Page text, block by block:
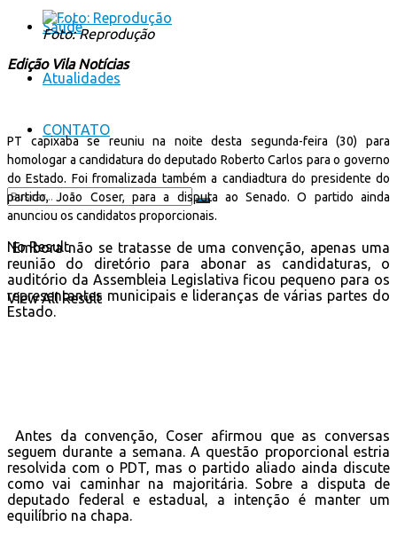
Saúde
Atualidades
CONTATO
No Result
View All Result
Foto: Reprodução
Edição Vila Notícias
PT capixaba se reuniu na noite desta segunda-feira (30) para
homologar a candidatura do deputado Roberto Carlos para o governo
do Estado. Foi fromalizada também a candiadtura do presidente do
partido, João Coser, para a disputa ao Senado. O partido ainda
anunciou os candidatos proporcionais.
Embora não se tratasse de uma convenção, apenas uma
reunião do diretório para abonar as candidaturas, o
auditório da Assembleia Legislativa ficou pequeno para os
representantes municipais e lideranças de várias partes do
Estado.
Antes da convenção, Coser afirmou que as conversas
seguem durante a semana. A questão proporcional estria
resolvida com o PDT, mas o partido aliado ainda discute
como vai caminhar na majoritária. Sobre a disputa de
deputado federal e estadual, a intenção é manter um
equilíbrio na chapa.